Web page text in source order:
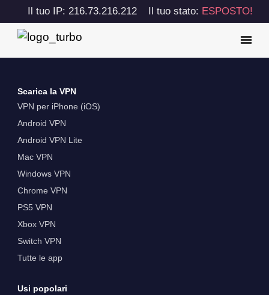
Il tuo IP: 216.73.216.212 Il tuo stato: ESPOSTO!
Scarica la VPN
VPN per iPhone (iOS)
Android VPN
Android VPN Lite
Mac VPN
Windows VPN
Chrome VPN
PS5 VPN
Xbox VPN
Switch VPN
Tutte le app
Usi popolari